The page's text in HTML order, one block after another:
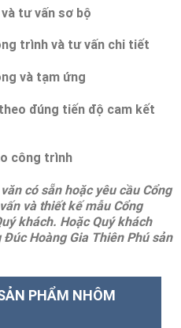
tư vấn sơ bộ
trình và tư vấn chi tiết
và tạm ứng
đúng tiến độ cam kết
công trình
có sẵn hoặc yêu cầu Cổng
và thiết kế mẫu Cổng
khách. Hoặc Quý khách
Hoàng Gia Thiên Phú sản
PHẨM NHÔM